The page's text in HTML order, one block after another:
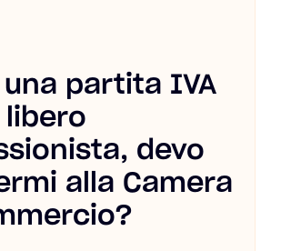
una partita IVA
libero
devo
alla Camera